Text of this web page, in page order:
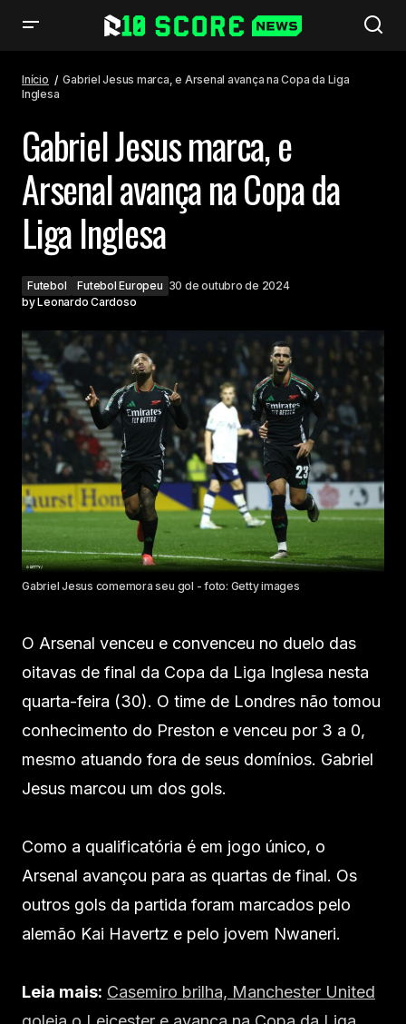
Início
Gabriel Jesus marca, e Arsenal avança na Copa da Liga
Inglesa
Gabriel Jesus marca, e
Arsenal avança na Copa da
Liga Inglesa
Futebol Futebol Europeu 30 de outubro de 2024
byLeonardo Cardoso
Gabriel Jesus comemora seu gol - foto: Getty images
O Arsenal venceu e convenceu no duelo das
oitavas de final da Copa da Liga Inglesa nesta
quarta-feira (30). O time de Londres não tomou
conhecimento do Preston e venceu por 3 a 0,
mesmo atuando fora de seus domínios. Gabriel
Jesus marcou um dos gols.
Como a qualificatória é em jogo único, o
Arsenal avançou para as quartas de final. Os
outros gols da partida foram marcados pelo
alemão Kai Havertz e pelo jovem Nwaneri.
Leia mais: Casemiro brilha, Manchester United